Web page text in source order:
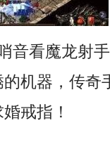
音看魔龙射
机器，传奇
戒指！